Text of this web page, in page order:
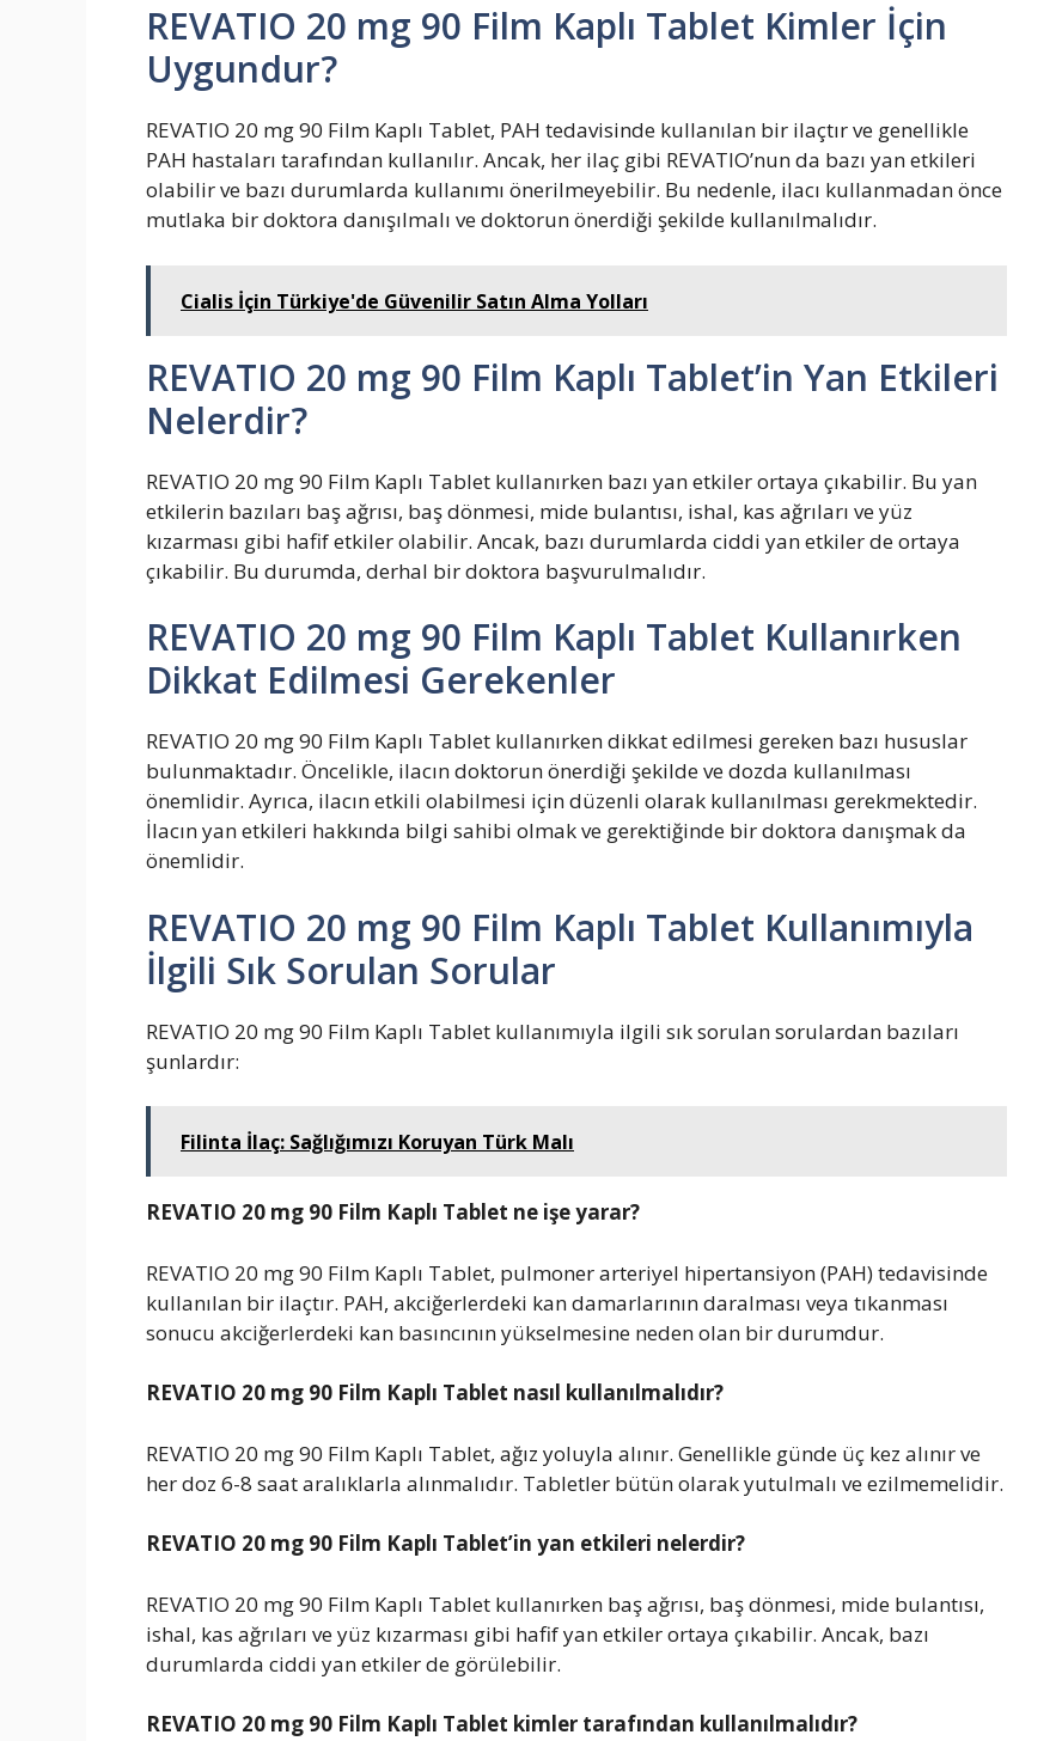
REVATIO 20 mg 90 Film Kaplı Tablet Kimler İçin
Uygundur?
REVATIO 20 mg 90 Film Kaplı Tablet, PAH tedavisinde kullanılan bir ilaçtır ve genellikle
PAH hastaları tarafından kullanılır. Ancak, her ilaç gibi REVATIO’nun da bazı yan etkileri
olabilir ve bazı durumlarda kullanımı önerilmeyebilir. Bu nedenle, ilacı kullanmadan önce
mutlaka bir doktora danışılmalı ve doktorun önerdiği şekilde kullanılmalıdır.
Cialis İçin Türkiye'de Güvenilir Satın Alma Yolları
REVATIO 20 mg 90 Film Kaplı Tablet’in Yan Etkileri
Nelerdir?
REVATIO 20 mg 90 Film Kaplı Tablet kullanırken bazı yan etkiler ortaya çıkabilir. Bu yan
etkilerin bazıları baş ağrısı, baş dönmesi, mide bulantısı, ishal, kas ağrıları ve yüz
kızarması gibi hafif etkiler olabilir. Ancak, bazı durumlarda ciddi yan etkiler de ortaya
çıkabilir. Bu durumda, derhal bir doktora başvurulmalıdır.
REVATIO 20 mg 90 Film Kaplı Tablet Kullanırken
Dikkat Edilmesi Gerekenler
REVATIO 20 mg 90 Film Kaplı Tablet kullanırken dikkat edilmesi gereken bazı hususlar
bulunmaktadır. Öncelikle, ilacın doktorun önerdiği şekilde ve dozda kullanılması
önemlidir. Ayrıca, ilacın etkili olabilmesi için düzenli olarak kullanılması gerekmektedir.
İlacın yan etkileri hakkında bilgi sahibi olmak ve gerektiğinde bir doktora danışmak da
önemlidir.
REVATIO 20 mg 90 Film Kaplı Tablet Kullanımıyla
İlgili Sık Sorulan Sorular
REVATIO 20 mg 90 Film Kaplı Tablet kullanımıyla ilgili sık sorulan sorulardan bazıları
şunlardır:
Filinta İlaç: Sağlığımızı Koruyan Türk Malı
REVATIO 20 mg 90 Film Kaplı Tablet ne işe yarar?
REVATIO 20 mg 90 Film Kaplı Tablet, pulmoner arteriyel hipertansiyon (PAH) tedavisinde
kullanılan bir ilaçtır. PAH, akciğerlerdeki kan damarlarının daralması veya tıkanması
sonucu akciğerlerdeki kan basıncının yükselmesine neden olan bir durumdur.
REVATIO 20 mg 90 Film Kaplı Tablet nasıl kullanılmalıdır?
REVATIO 20 mg 90 Film Kaplı Tablet, ağız yoluyla alınır. Genellikle günde üç kez alınır ve
her doz 6-8 saat aralıklarla alınmalıdır. Tabletler bütün olarak yutulmalı ve ezilmemelidir.
REVATIO 20 mg 90 Film Kaplı Tablet’in yan etkileri nelerdir?
REVATIO 20 mg 90 Film Kaplı Tablet kullanırken baş ağrısı, baş dönmesi, mide bulantısı,
ishal, kas ağrıları ve yüz kızarması gibi hafif yan etkiler ortaya çıkabilir. Ancak, bazı
durumlarda ciddi yan etkiler de görülebilir.
REVATIO 20 mg 90 Film Kaplı Tablet kimler tarafından kullanılmalıdır?